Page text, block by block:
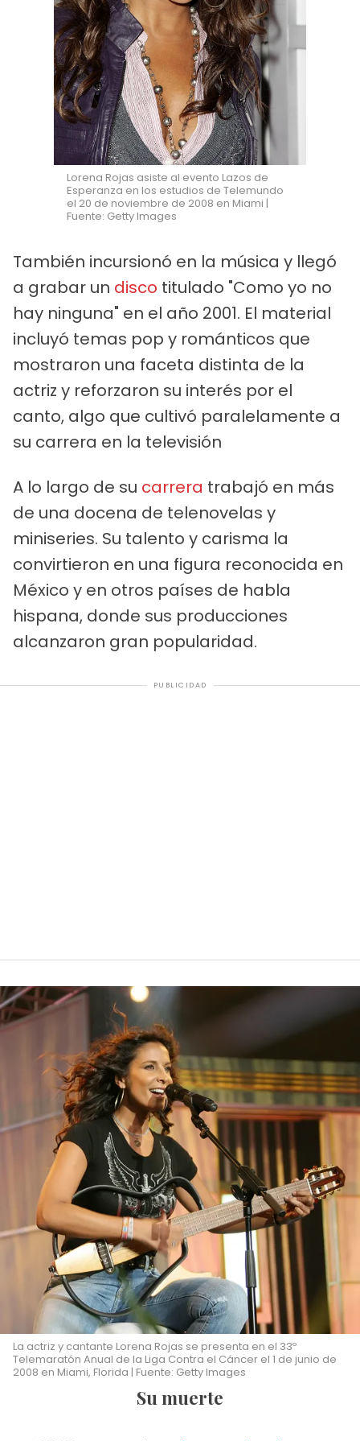
Lorena Rojas asiste al evento Lazos de
Esperanza en los estudios de Telemundo
el 20 de noviembre de 2008 en Miami |
Fuente: Getty Images
También incursionó en la música y llegó
a grabar un disco titulado "Como yo no
hay ninguna" en el año 2001. El material
incluyó temas pop y románticos que
mostraron una faceta distinta de la
actriz y reforzaron su interés por el
canto, algo que cultivó paralelamente a
su carrera en la televisión
A lo largo de su carrera trabajó en más
de una docena de telenovelas y
miniseries. Su talento y carisma la
convirtieron en una figura reconocida en
México y en otros países de habla
hispana, donde sus producciones
alcanzaron gran popularidad.
PUBLICIDAD
La actriz y cantante Lorena Rojas se presenta en el 33º
Telemaratón Anual de la Liga Contra el Cáncer el 1 de junio de
2008 en Miami, Florida | Fuente: Getty Images
Su muerte